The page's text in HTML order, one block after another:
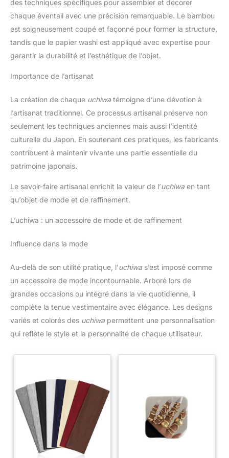
des techniques spécifiques pour assembler et décorer
chaque éventail avec une précision remarquable. Le bambou
est soigneusement coupé et façonné pour former la structure,
tandis que le papier washi est appliqué avec expertise pour
garantir la durabilité et l’esthétique de l’objet.
Importance de l’artisanat
La création de chaque uchiwa témoigne d’une dévotion à
l’artisanat traditionnel. Ce processus artisanal préserve non
seulement les techniques anciennes mais aussi l’identité
culturelle du Japon. En soutenant ces pratiques, les fabricants
contribuent à maintenir vivante une partie essentielle du
patrimoine japonais.
Le savoir-faire artisanal enrichit la valeur de l’uchiwa en tant
qu’objet de mode et de raffinement.
L’uchiwa : un accessoire de mode et de raffinement
Influence dans la mode
Au-delà de son utilité pratique, l’uchiwa s’est imposé comme
un accessoire de mode incontournable. Arboré lors de
grandes occasions ou intégré dans la vie quotidienne, il
complète la tenue vestimentaire avec élégance. Les designs
variés et colorés des uchiwa permettent une personnalisation
qui reflète le style et la personnalité de chaque utilisateur.